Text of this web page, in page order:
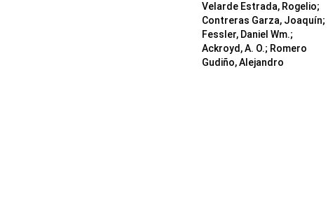
Velarde Estrada, Rogelio;
Contreras Garza, Joaquín;
Fessler, Daniel Wm.;
Ackroyd, A. O.; Romero
Gudiño, Alejandro